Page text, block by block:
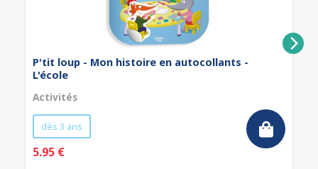
P'tit loup - Mon histoire en autocollants -
L'école
Activités
dès 3 ans
5.95 €